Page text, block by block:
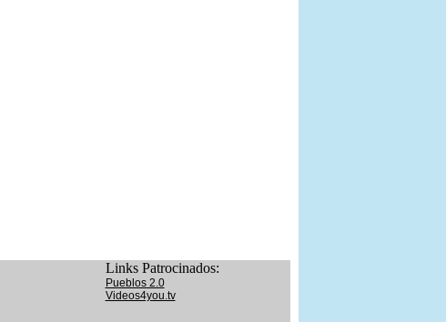
Links Patrocinados:
Pueblos 2.0
Videos4you.tv